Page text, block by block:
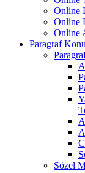
Online
Online
Online
Paragraf
Sözel